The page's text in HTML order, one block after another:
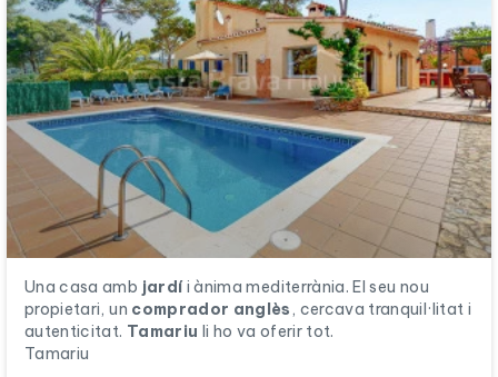
Una casa amb jardíi ànima mediterrània. El seu nou
propietari, un comprador anglès, cercava tranquil·litat i
autenticitat. Tamariu li ho va oferir tot.
Tamariu